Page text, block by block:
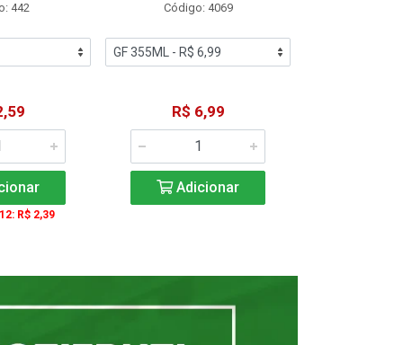
442
R$ 2,39
Código: 4069
R$ 6,99
Adicionar